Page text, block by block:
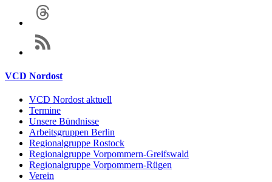
VCD Nordost
VCD Nordost aktuell
Termine
Unsere Bündnisse
Arbeitsgruppen Berlin
Regionalgruppe Rostock
Regionalgruppe Vorpommern-Greifswald
Regionalgruppe Vorpommern-Rügen
Verein